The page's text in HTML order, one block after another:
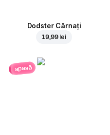
Dodster Cârnați
19,99 lei
apasă